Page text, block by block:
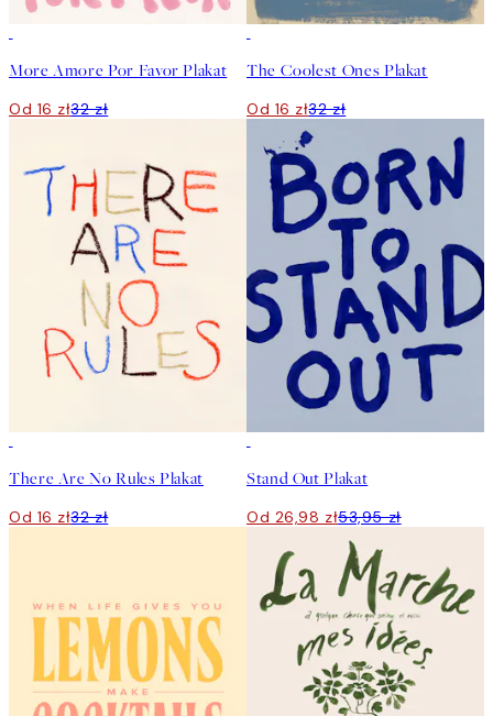
More Amore Por Favor Plakat
Od 16 zł32 zł
The Coolest Ones Plakat
Od 16 zł32 zł
There Are No Rules Plakat
Od 16 zł32 zł
Stand Out Plakat
Od 26,98 zł53,95 zł